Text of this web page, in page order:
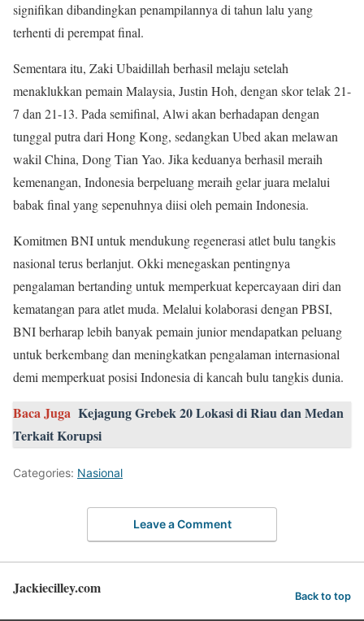
signifikan dibandingkan penampilannya di tahun lalu yang
terhenti di perempat final.
Sementara itu, Zaki Ubaidillah berhasil melaju setelah
menaklukkan pemain Malaysia, Justin Hoh, dengan skor telak 21-
7 dan 21-13. Pada semifinal, Alwi akan berhadapan dengan
tunggal putra dari Hong Kong, sedangkan Ubed akan melawan
wakil China, Dong Tian Yao. Jika keduanya berhasil meraih
kemenangan, Indonesia berpeluang meraih gelar juara melalui
babak final yang sepenuhnya diisi oleh pemain Indonesia.
Komitmen BNI untuk mendukung regenerasi atlet bulu tangkis
nasional terus berlanjut. Okki menegaskan pentingnya
pengalaman bertanding untuk memperkuat kepercayaan diri dan
kematangan para atlet muda. Melalui kolaborasi dengan PBSI,
BNI berharap lebih banyak pemain junior mendapatkan peluang
untuk berkembang dan meningkatkan pengalaman internasional
demi memperkuat posisi Indonesia di kancah bulu tangkis dunia.
Baca Juga Kejagung Grebek 20 Lokasi di Riau dan Medan
Terkait Korupsi
Categories: Nasional
Leave a Comment
Jackiecilley.com Back to top